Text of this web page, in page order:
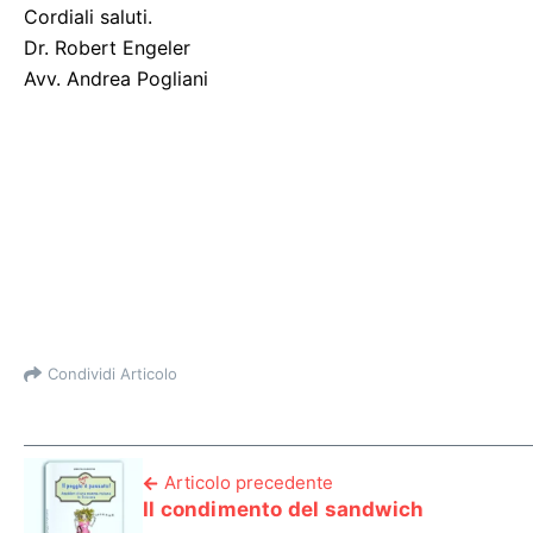
Cordiali saluti.
Dr. Robert Engeler
Avv. Andrea Pogliani
Condividi Articolo
Articolo precedente
Il condimento del sandwich